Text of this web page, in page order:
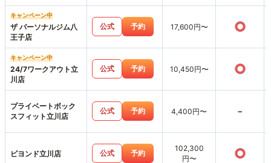
キャンペーン中
ザ パーソナルジム八
王子店
公式 予約 17,600円〜 ○
キャンペーン中
24/7ワークアウト立
川店
公式 予約 10,450円〜 ○
プライベートボック
スフィット立川店
公式 予約 4,400円〜 -
ビヨンド立川店 公式 予約
102,300
円〜
○